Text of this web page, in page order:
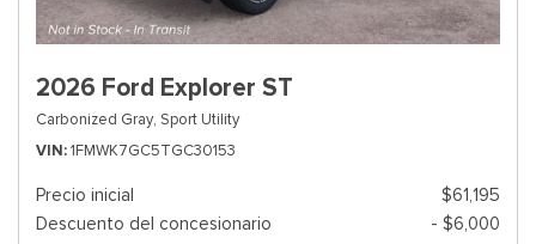
2026 Ford Explorer ST
Carbonized Gray, Sport Utility
VIN 1FMWK7GC5TGC30153
Precio inicial
$61,195
Descuento del concesionario
- $6,000